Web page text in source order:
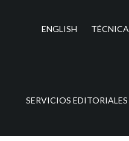
ENGLISH TÉCNICA
SERVICIOS EDITORIALES